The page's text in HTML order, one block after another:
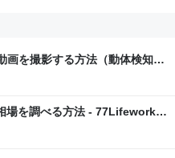
を撮影する方法（動体検知） -
場を調べる方法 - 77Lifeworkベ